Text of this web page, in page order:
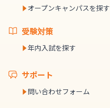
オープンキャンパスを探す
受験対策
年内入試を探す
サポート
問い合わせフォーム